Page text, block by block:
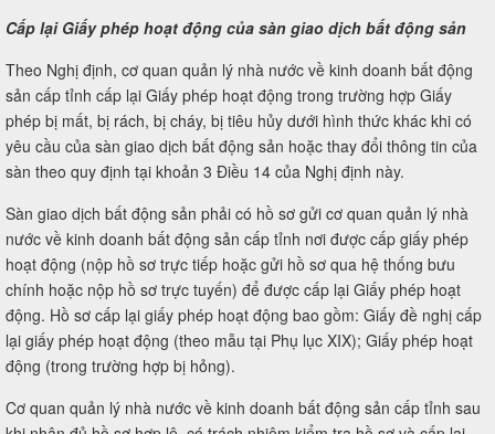
Cấp lại Giấy phép hoạt động của sàn giao dịch bất động sản
Theo Nghị định, cơ quan quản lý nhà nước về kinh doanh bất động
sản cấp tỉnh cấp lại Giấy phép hoạt động trong trường hợp Giấy
phép bị mất, bị rách, bị cháy, bị tiêu hủy dưới hình thức khác khi có
yêu cầu của sàn giao dịch bất động sản hoặc thay đổi thông tin của
sàn theo quy định tại khoản 3 Điều 14 của Nghị định này.
Sàn giao dịch bất động sản phải có hồ sơ gửi cơ quan quản lý nhà
nước về kinh doanh bất động sản cấp tỉnh nơi được cấp giấy phép
hoạt động (nộp hồ sơ trực tiếp hoặc gửi hồ sơ qua hệ thống bưu
chính hoặc nộp hồ sơ trực tuyến) để được cấp lại Giấy phép hoạt
động. Hồ sơ cấp lại giấy phép hoạt động bao gồm: Giấy đề nghị cấp
lại giấy phép hoạt động (theo mẫu tại Phụ lục XIX); Giấy phép hoạt
động (trong trường hợp bị hỏng).
Cơ quan quản lý nhà nước về kinh doanh bất động sản cấp tỉnh sau